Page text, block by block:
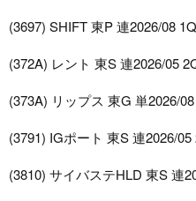
(3697) SHIFT 東P 連2026/08
(372A) レント 東S 連2026/05
(373A) リップス 東G 単2026/
(3791) IGポート 東S 連2026/
(3810) サイバステHLD 東S 連